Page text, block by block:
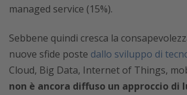
managed service (15%).
Sebbene quindi cresca la
nuove sfide poste dallo sviluppo di
Cloud, Big Data, Internet of Things,
non è ancora diffuso un approccio di